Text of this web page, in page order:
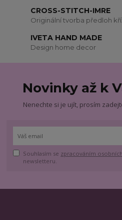
CROSS-STITCH-IMRE
Originální tvorba předloh
IVETA HAND MADE
Design home decor
Novinky až k
Nenechte si je ujít, prosím
Souhlasím se zpracováním
newsletteru.